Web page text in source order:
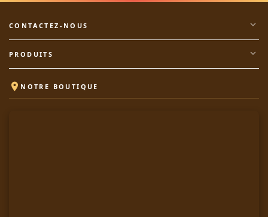
CONTACTEZ-NOUS expand_more
PRODUITS expand_more
 NOTRE BOUTIQUE